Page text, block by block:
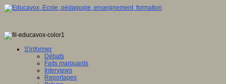
S'informer
Débats
Faits marquants
Interviews
Reportages